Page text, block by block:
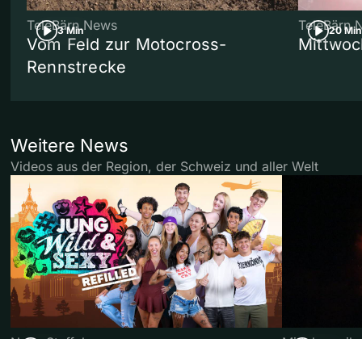
3 Min
TeleBärn News
Vom Feld zur Motocross-
Rennstrecke
20 Min
TeleBärn
Weitere News
Videos aus der Region, der Schweiz und aller Welt